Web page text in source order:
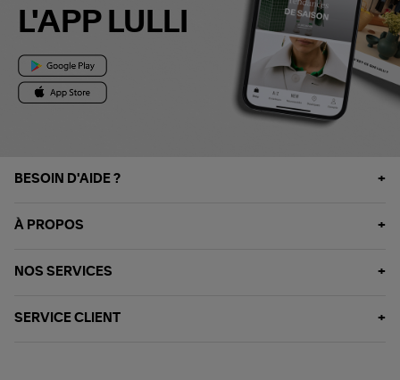
L'APP LULLI
BESOIN D'AIDE ?
À PROPOS
NOS SERVICES
SERVICE CLIENT